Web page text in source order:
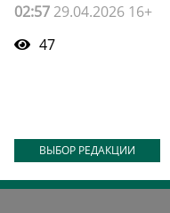
02:57 29.04.2026 16+
47
ВЫБОР РЕДАКЦИИ